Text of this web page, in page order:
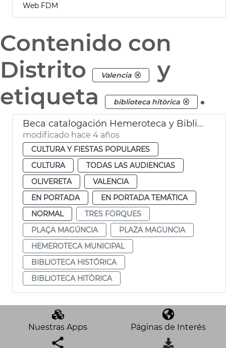
Web FDM
Contenido con
Distrito
Valencia
y
etiqueta
biblioteca hitòrica .
Beca catalogación Hemeroteca y Biblioteca Municipal
modificado hace 4 años
CULTURA Y FIESTAS POPULARES
CULTURA
TODAS LAS AUDIENCIAS
OLIVERETA
VALENCIA
EN PORTADA
EN PORTADA TEMÁTICA
NORMAL
TRES FORQUES
PLAÇA MAGÚNCIA
PLAZA MAGUNCIA
HEMEROTECA MUNICIPAL
BIBLIOTECA HISTÓRICA
BIBLIOTECA HITÒRICA
Nuestras Apps Páginas de Interés